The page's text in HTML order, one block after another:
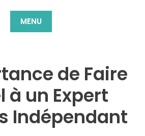
MENU
de Faire
à un Expert
Indépendant